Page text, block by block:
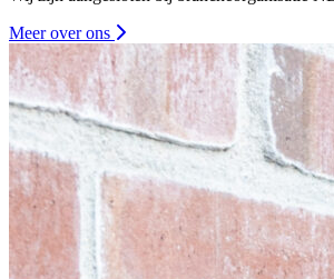
Meer over ons